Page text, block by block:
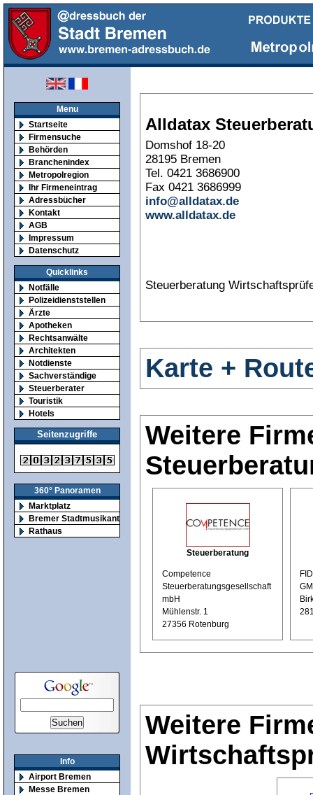
Menu
Startseite
Firmensuche
Behörden
Branchenindex
Metropolregion
Ihr Firmeneintrag
Adressbücher
Kontakt
AGB
Impressum
Datenschutz
Quicklinks
Notfälle
Polizeidienststellen
Ärzte
Apotheken
Rechtsanwälte
Architekten
Notdienste
Sachverständige
Steuerberater
Touristik
Hotels
Seitenzugriffe
360° Panoramen
Marktplatz
Bremer Stadtmusikanten
Rathaus
Info
Airport Bremen
Messe Bremen
Alldatax
Domshof 18-20
28195 Bremen
Tel. 0421 3686900
Fax 0421 3686999
info@alldatax.de
www.alldatax.de
Steuerberatung
Karte +
Weitere
Steuerberatung
Competence
Steuerberatungsgesellschaft
mbH
Mühlenstr. 1
27356 Rotenburg
Weitere